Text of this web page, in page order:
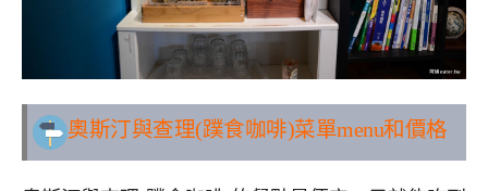
奧斯汀與查理(蹼食咖啡)菜單menu和價格